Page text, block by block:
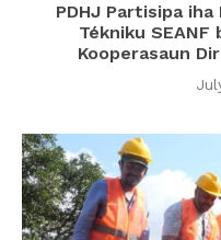
PDHJ Partisipa
Tékniku SEANF
Kooperasaun